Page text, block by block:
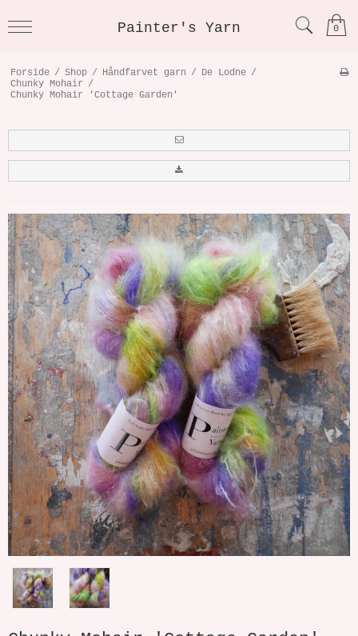
Painter's Yarn 0
Forside / Shop / Håndfarvet garn / De Lodne /
Chunky Mohair /
Chunky Mohair 'Cottage Garden'